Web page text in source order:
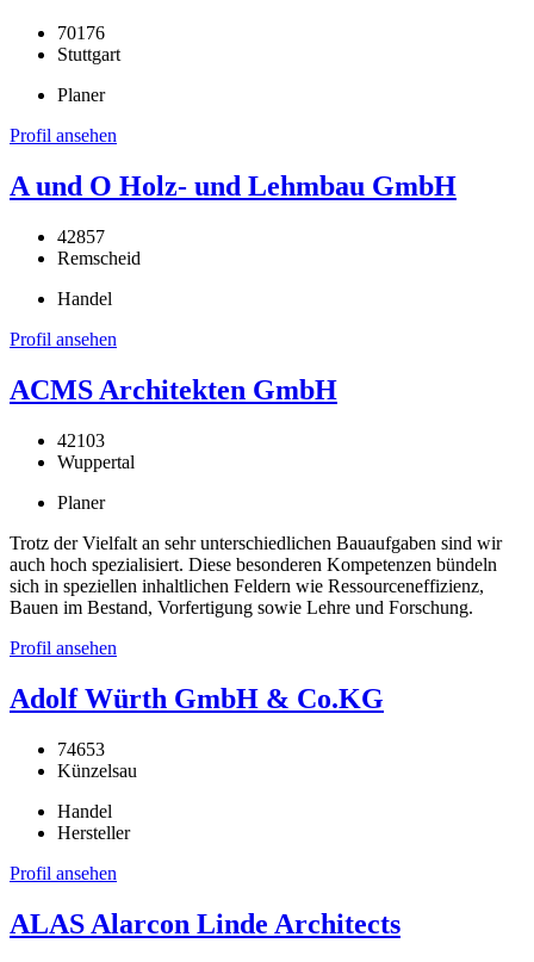
70176
Stuttgart
Planer
Profil ansehen
A und O Holz- und Lehmbau GmbH
42857
Remscheid
Handel
Profil ansehen
ACMS Architekten GmbH
42103
Wuppertal
Planer
Trotz der Vielfalt an sehr unterschiedlichen Bauaufgaben sind wir
auch hoch spezialisiert. Diese besonderen Kompetenzen bündeln
sich in speziellen inhaltlichen Feldern wie Ressourceneffizienz,
Bauen im Bestand, Vorfertigung sowie Lehre und Forschung.
Profil ansehen
Adolf Würth GmbH & Co.KG
74653
Künzelsau
Handel
Hersteller
Profil ansehen
ALAS Alarcon Linde Architects